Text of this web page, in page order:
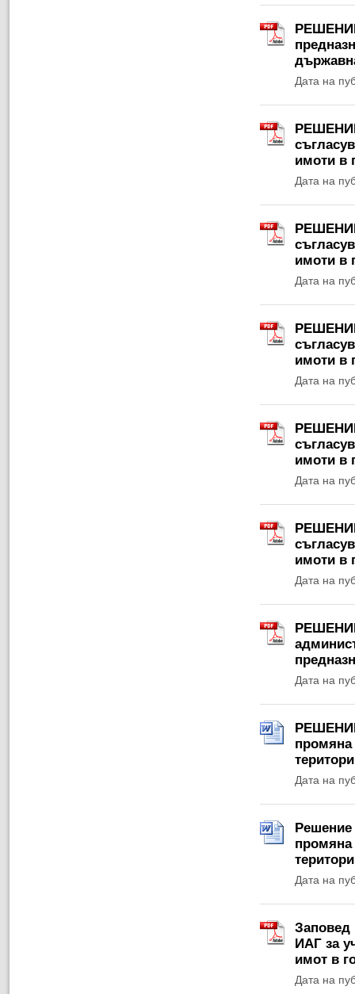
Дата на
РЕШЕНИЕ
имоти в
Дата на
РЕШЕНИЕ
имоти в
Дата на
РЕШЕНИЕ
имоти в
Дата на
РЕШЕНИЕ
имоти в
Дата на
РЕШЕНИЕ
имоти в
Дата на
РЕШЕНИЕ
Дата на
РЕШЕНИЕ
промяна
Дата на
Решение
промяна
Дата на
Заповед
ИАГ за
имот в
Дата на